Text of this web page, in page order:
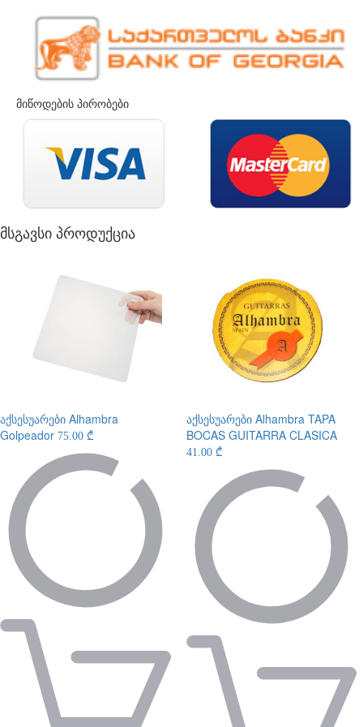
მიწოდების პირობები
მსგავსი პროდუქცია
აქსესუარები Alhambra
Golpeador 75.00 ₾
აქსესუარები Alhambra TAPA
BOCAS GUITARRA CLASICA
41.00 ₾